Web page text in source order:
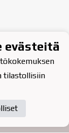
evästeitä
tilastollisiin